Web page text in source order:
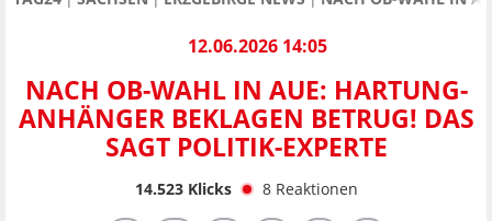
12.06.2026 14:05
NACH OB-WAHL IN AUE: HARTUNG-
ANHÄNGER BEKLAGEN BETRUG! DAS
SAGT POLITIK-EXPERTE
14.523Klicks 8 Reaktionen